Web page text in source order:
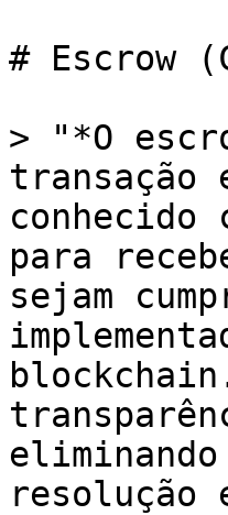
# Escrow
> "*O
transação
conhecido
para
sejam